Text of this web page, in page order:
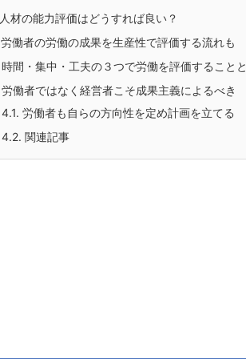
人材の能力評価はどうすれば良い？
労働者の労働の成果を生産性で評価する流れも
時間・集中・工夫の３つで労働を評価すること
労働者ではなく経営者こそ成果主義によるべき
4.1. 労働者も自らの方向性を定め計画を立てる
4.2. 関連記事